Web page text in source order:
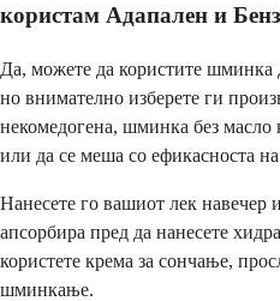
користам Адапален и
Да, можете да користите шминка
но внимателно изберете ги
некомедогена, шминка без масло
или да се меша со ефикасноста на
Нанесете го вашиот лек навечер
апсорбира пред да нанесете
користете крема за сончање,
шминкање.